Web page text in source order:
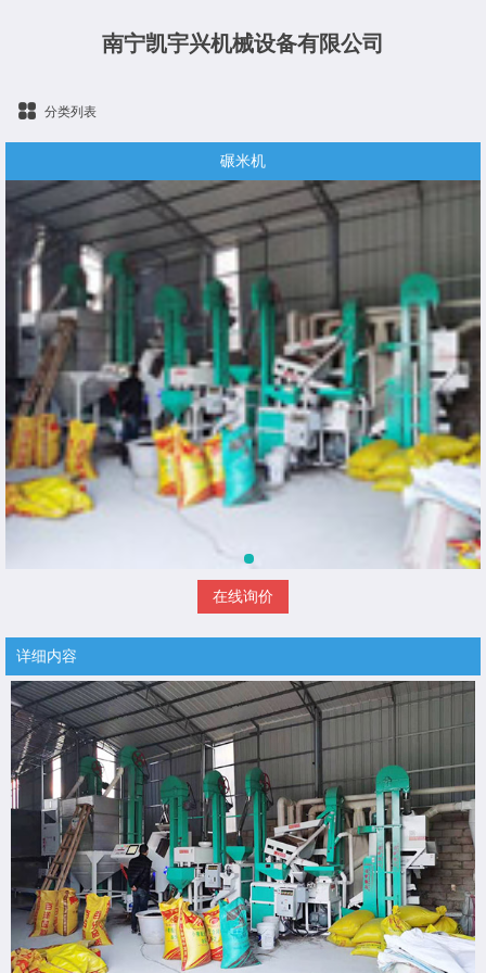
南宁凯宇兴机械设备有限公司
分类列表
碾米机
在线询价
详细内容